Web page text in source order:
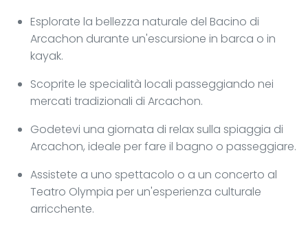
Esplorate la bellezza naturale del Bacino di
Arcachon durante un'escursione in barca o in
kayak.
Scoprite le specialità locali passeggiando nei
mercati tradizionali di Arcachon.
Godetevi una giornata di relax sulla spiaggia di
Arcachon, ideale per fare il bagno o passeggiare.
Assistete a uno spettacolo o a un concerto al
Teatro Olympia per un'esperienza culturale
arricchente.